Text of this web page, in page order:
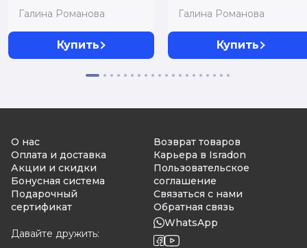
примета
Галина Романова
Купить
Галина Романова
Купить
О нас
Оплата и доставка
Акции и скидки
Бонусная система
Подарочный
сертификат
Давайте дружить:
Возврат товаров
Карьера в Isradon
Пользовательское
соглашение
Связаться с нами
Обратная связь
WhatsApp